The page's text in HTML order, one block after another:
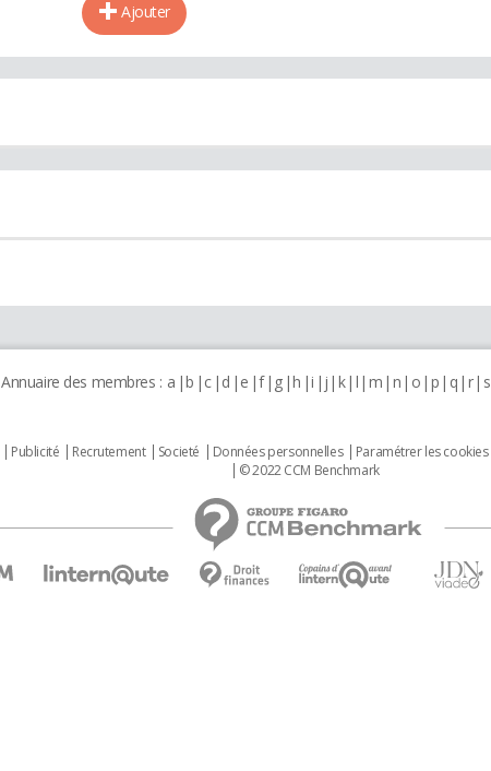
Ajouter
Annuaire des membres : a b c d e f g h i j k l m n o p q r s
Publicité Recrutement Societé Données personnelles Paramétrer les cookies
© 2022 CCM Benchmark